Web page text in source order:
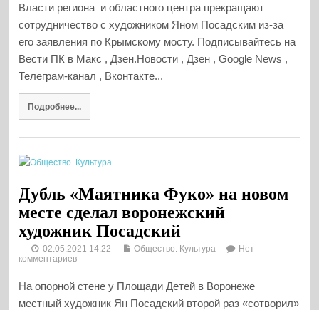
Власти региона и областного центра прекращают
сотрудничество с художником Яном Посадским из-за
его заявления по Крымскому мосту. Подписывайтесь на
Вести ПК в Макс , Дзен.Новости , Дзен , Google News ,
Телеграм-канал , Вконтакте...
Подробнее...
Дубль «Маятника Фуко» на новом
месте сделал воронежский
художник Посадский
02.05.2021 14:22 Общество. Культура
Нет
комментариев
На опорной стене у Площади Детей в Воронеже
местный художник Ян Посадский второй раз «сотворил»